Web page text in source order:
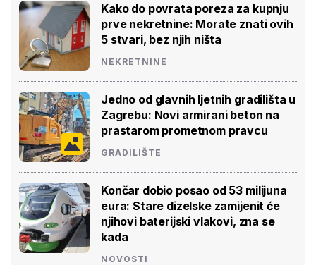
Kako do povrata poreza za kupnju
prve nekretnine: Morate znati ovih
5 stvari, bez njih ništa
NEKRETNINE
Jedno od glavnih ljetnih gradilišta u
Zagrebu: Novi armirani beton na
prastarom prometnom pravcu
GRADILIŠTE
Končar dobio posao od 53 milijuna
eura: Stare dizelske zamijenit će
njihovi baterijski vlakovi, zna se
kada
NOVOSTI